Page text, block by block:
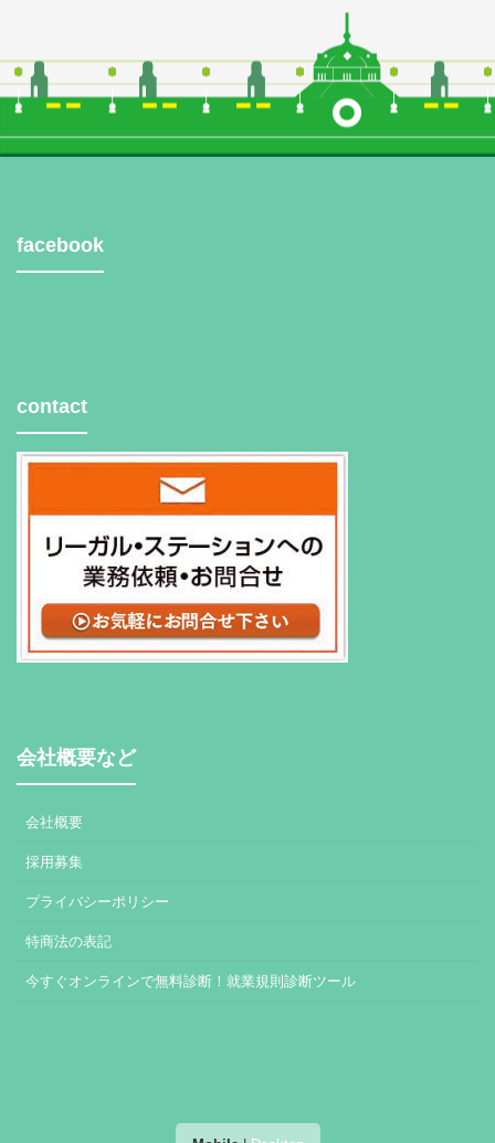
facebook
contact
会社概要など
会社概要
採用募集
プライバシーポリシー
特商法の表記
今すぐオンラインで無料診断！就業規則診断ツール